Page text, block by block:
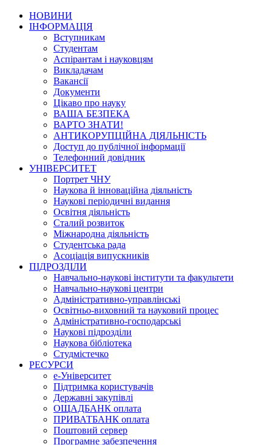
НОВИНИ
ІНФОРМАЦІЯ
Вступникам
Студентам
Аспірантам і науковцям
Викладачам
Вакансії
Документи
Цікаво про науку
ВАША БЕЗПЕКА
ВАРТО ЗНАТИ!
АНТИКОРУПЦІЙНА ДІЯЛЬНІСТЬ
Доступ до публічної інформації
Телефонний довідник
УНІВЕРСИТЕТ
Портрет ЧНУ
Наукова й інноваційна діяльність
Наукові періодичні видання
Освітня діяльність
Сталий розвиток
Міжнародна діяльність
Студентська рада
Асоціація випускників
ПІДРОЗДІЛИ
Навчально-наукові інститути та факультети
Навчально-наукові центри
Адміністративно-управлінські
Освітньо-виховний та науковий процес
Адміністративно-господарські
Наукові підрозділи
Наукова бібліотека
Студмістечко
РЕСУРСИ
е-Університет
Підтримка користувачів
Державні закупівлі
ОЩАДБАНК оплата
ПРИВАТБАНК оплата
Поштовий сервер
Програмне забезпечення